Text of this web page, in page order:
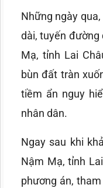
Những ngày
dài, tuyến đường
Mạ, tỉnh Lai
bùn đất tràn
tiềm ẩn nguy
nhân dân.
Ngay sau khi
Nậm Mạ, tỉnh
phương án,